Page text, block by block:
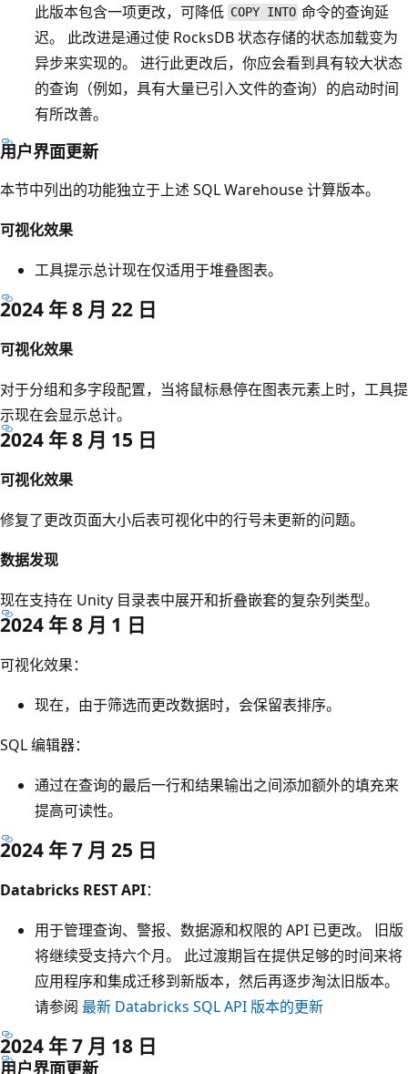
此版本包含一项更改，可降低 COPY INTO 命令的查询延
迟。 此改进是通过使 RocksDB 状态存储的状态加载变为
异步来实现的。 进行此更改后，你应会看到具有较大状态
的查询（例如，具有大量已引入文件的查询）的启动时间
有所改善。
用户界面更新
本节中列出的功能独立于上述 SQL Warehouse 计算版本。
可视化效果
工具提示总计现在仅适用于堆叠图表。
2024 年 8 月 22 日
可视化效果
对于分组和多字段配置，当将鼠标悬停在图表元素上时，工具提
示现在会显示总计。
2024 年 8 月 15 日
可视化效果
修复了更改页面大小后表可视化中的行号未更新的问题。
数据发现
现在支持在 Unity 目录表中展开和折叠嵌套的复杂列类型。
2024 年 8 月 1 日
可视化效果：
现在，由于筛选而更改数据时，会保留表排序。
SQL 编辑器：
通过在查询的最后一行和结果输出之间添加额外的填充来
提高可读性。
2024 年 7 月 25 日
Databricks REST API：
用于管理查询、警报、数据源和权限的 API 已更改。 旧版
将继续受支持六个月。 此过渡期旨在提供足够的时间来将
应用程序和集成迁移到新版本，然后再逐步淘汰旧版本。
请参阅 最新 Databricks SQL API 版本的更新
2024 年 7 月 18 日
用户界面更新